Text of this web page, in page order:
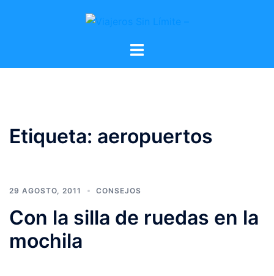
Etiqueta: aeropuertos
29 AGOSTO, 2011 CONSEJOS
Con la silla de ruedas en la
mochila